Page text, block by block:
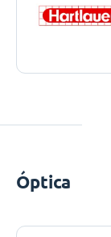
Óptica